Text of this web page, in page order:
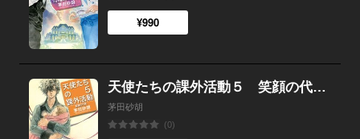
¥990
天使たちの課外活動５ 笑顔の代償
茅田砂胡
(0)